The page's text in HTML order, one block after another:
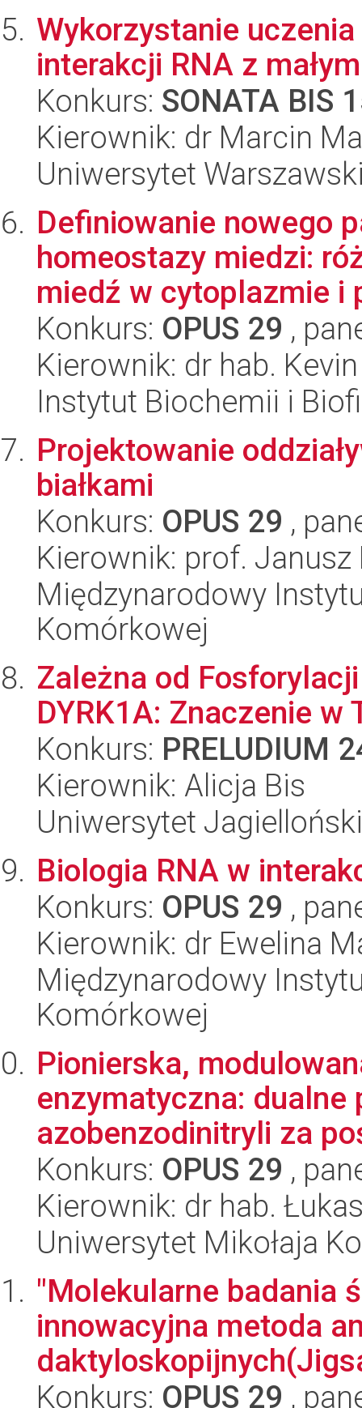
Wykorzystanie
interakcji RNA z
Konkurs: SONATA BIS
Kierownik: dr Marcin
Uniwersytet
Definiowanie nowego
homeostazy miedzi:
miedź w cytoplazmie i
Konkurs: OPUS 29 ,
Kierownik: dr hab.
Instytut Biochemii i
Projektowanie
białkami
Konkurs: OPUS 29 ,
Kierownik: prof.
Międzynarodowy
Komórkowej
Zależna od
DYRK1A: Znaczenie w
Konkurs: PRELUDIUM
Kierownik: Alicja Bis
Uniwersytet Jagielloński
Biologia RNA w
Konkurs: OPUS 29 ,
Kierownik: dr Ewelina
Międzynarodowy
Komórkowej
Pionierska,
enzymatyczna:
azobenzodinitryli za
Konkurs: OPUS 29 ,
Kierownik: dr hab.
Uniwersytet Mikołaja
"Molekularne badania
innowacyjna metoda
Konkurs: OPUS 29 ,